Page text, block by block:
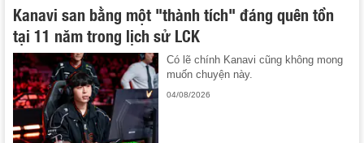
Kanavi san bằng một "thành tích" đáng quên tồn
tại 11 năm trong lịch sử LCK
Có lẽ chính Kanavi cũng không mong
muốn chuyện này.
04/08/2026